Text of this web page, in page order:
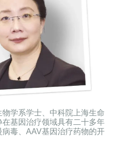
学系学士、中科院上海生命
基因治疗领域具有二十多年
毒、AAV基因治疗药物的开